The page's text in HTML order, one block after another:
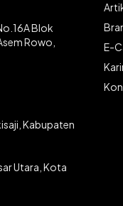
Blok
Rowo,
Kabupaten
Utara, Kota
E-